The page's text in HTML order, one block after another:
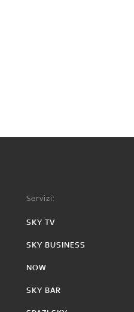
Servizi:
SKY TV
SKY BUSINESS
NOW
SKY BAR